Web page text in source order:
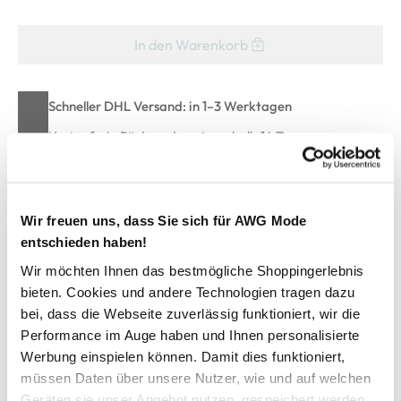
Wir freuen uns, dass Sie sich für AWG Mode
entschieden haben!
Wir möchten Ihnen das bestmögliche Shoppingerlebnis
bieten. Cookies und andere Technologien tragen dazu
bei, dass die Webseite zuverlässig funktioniert, wir die
Performance im Auge haben und Ihnen personalisierte
Werbung einspielen können. Damit dies funktioniert,
müssen Daten über unsere Nutzer, wie und auf welchen
In den Warenkorb
Schneller DHL Versand: in 1–3 Werktagen
Kostenfreie Rücksendung innerhalb 14 Tage
Kostenlose Filiallieferung in Ihre Wunschfiliale
Zur Wunschliste hinzufügen
Herren T-Shirt mit großem Frontprint
Modisches Shirt in verwaschener Optik von Southern
Territory